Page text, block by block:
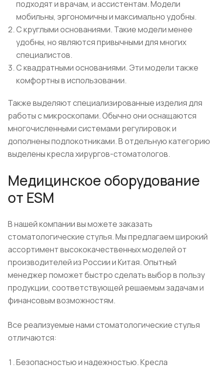
подходят и врачам, и ассистентам. Модели
мобильны, эргономичны и максимально удобны.
С круглыми основаниями. Такие модели менее
удобны, но являются привычными для многих
специалистов.
С квадратными основаниями. Эти модели также
комфортны в использовании.
Также выделяют специализированные изделия для
работы с микроскопами. Обычно они оснащаются
многочисленными системами регулировок и
дополнены подлокотниками. В отдельную категорию
выделены кресла хирургов-стоматологов.
Медицинское оборудование
от ESM
В нашей компании вы можете заказать
стоматологические стулья. Мы предлагаем широкий
ассортимент высококачественных моделей от
производителей из России и Китая. Опытный
менеджер поможет быстро сделать выбор в пользу
продукции, соответствующей решаемым задачам и
финансовым возможностям.
Все реализуемые нами стоматологические стулья
отличаются:
Безопасностью и надежностью. Кресла